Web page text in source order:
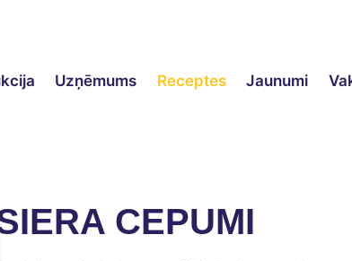
Uzņēmums Receptes Jaunumi
CEPUMI